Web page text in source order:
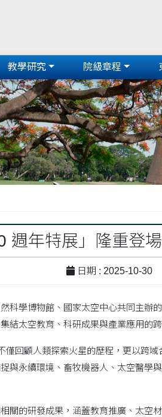
教學研究 院級章程
週年特展」隆重登場
日期 : 2025-10-30
科學博物館、國家太空中心共同主辦
結太空教育、科研成果與產業應用的
僅回顧人類探索火星的歷程，更以跨
與永續環境、畜牧機器人、太空醫學
關的研發成果，涵蓋教育推廣、太空